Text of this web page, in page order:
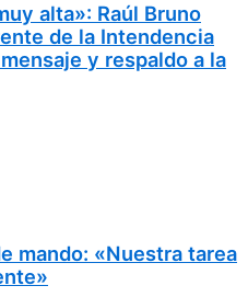
alta»: Raúl Bruno
de la Intendencia
y respaldo a la
mando: «Nuestra tarea